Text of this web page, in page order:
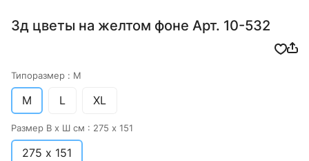
3д цветы на желтом фоне Арт. 10-532
Типоразмер : M
M L XL
Размер В х Ш см : 275 х 151
275 х 151